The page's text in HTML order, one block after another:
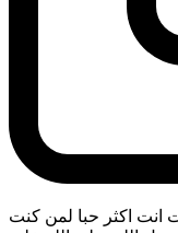
انت اكثر حبا لمن كنت